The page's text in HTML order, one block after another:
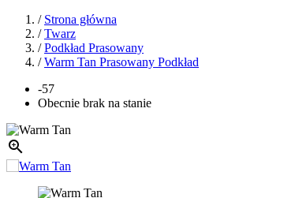
/ Strona główna
/ Twarz
/ Podkład Prasowany
/ Warm Tan Prasowany Podkład
-57
Obecnie brak na stanie
